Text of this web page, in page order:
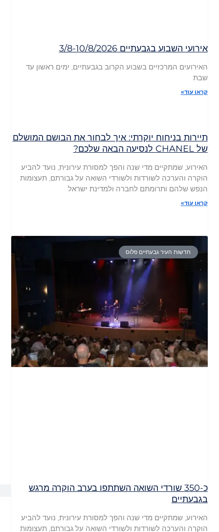
אירועי השבוע בגבעתיים 3/8-10/8/2026
האירועים המרכזיים בשבוע הקרוב בגבעתיים, ימים ראשון עד
שבת
קראו עוד»
תיירות בניחוח יוקרתי: איך לבחור את הבושם המושלם
של CHANEL לנסיעה הבאה שלכם?
האירוע, שמתקיים מדי שנה והפך למסורת עירונית, נועד להביע
הוקרה והערכה לשורדות ולשורדי השואה על גבורתם, תעצומות
הנפש שלהם ותרומתם לחברה ולמדינת ישראל
קראו עוד»
חדשות העיר גבעתיים פלוס
כ-350 שורדי השואה השתתפו בערב הוקרה מרגש
בגבעתיים
האירוע, שמתקיים מדי שנה והפך למסורת עירונית, נועד להביע
הוקרה והערכה לשורדות ולשורדי השואה על גבורתם, תעצומות